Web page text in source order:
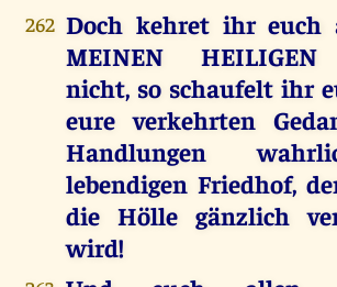
262 Doch kehret ihr euch
MEINEN
nicht, so schaufelt ihr
eure verkehrten
Handlungen
lebendigen Friedhof,
die Hölle gänzlich
wird!